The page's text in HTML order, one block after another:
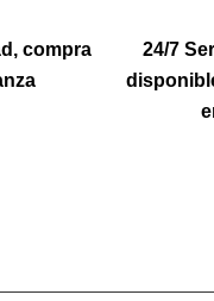
compra
24/7